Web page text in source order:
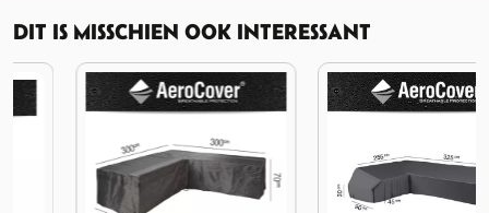
DIT IS MISSCHIEN OOK INTERESSANT